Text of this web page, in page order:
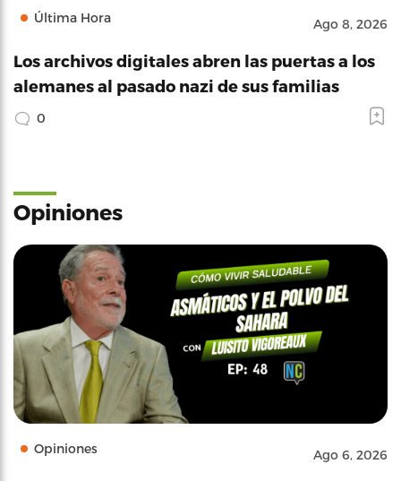
Última Hora Ago 8, 2026
Los archivos digitales abren las puertas a los
alemanes al pasado nazi de sus familias
0
Opiniones
Opiniones Ago 6, 2026